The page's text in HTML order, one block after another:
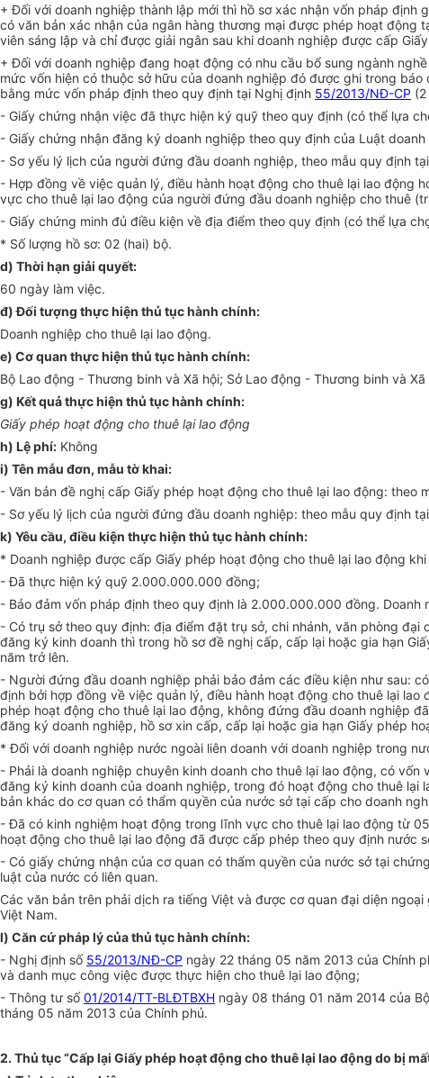
+ Đối với doanh nghiệp thành lập mới thì hồ sơ xác nhận vốn pháp định
có văn bản xác nhận của ngân hàng thương mại được phép hoạt động
viên sáng lập và chỉ được giải ngân sau khi doanh nghiệp được cấp
+ Đối với doanh nghiệp đang hoạt động có nhu cầu bổ sung ngành
mức vốn hiện có thuộc sở hữu của doanh nghiệp đó được ghi trong
bằng mức vốn pháp định theo quy định tại Nghị định 55/2013/NĐ-CP
- Giấy chứng nhận việc đã thực hiện ký quỹ theo quy định (có thể lựa
- Giấy chứng nhận đăng ký doanh nghiệp theo quy định của Luật
- Sơ yếu lý lịch của người đứng đầu doanh nghiệp, theo mẫu quy định
- Hợp đồng về việc quản lý, điều hành hoạt động cho thuê lại lao động
vực cho thuê lại lao động của người đứng đầu doanh nghiệp cho thuê (
- Giấy chứng minh đủ điều kiện về địa điểm theo quy định (có thể lựa
* Số lượng hồ sơ: 02 (hai) bộ.
d) Thời hạn giải quyết:
60 ngày làm việc.
đ) Đối tượng thực hiện thủ tục hành chính:
Doanh nghiệp cho thuê lại lao động.
e) Cơ quan thực hiện thủ tục hành chính:
Bộ Lao động - Thương binh và Xã hội; Sở Lao động - Thương binh và Xã
g) Kết quả thực hiện thủ tục hành chính:
Giấy phép hoạt động cho thuê lại lao động
h) Lệ phí: Không
i) Tên mẫu đơn, mẫu tờ khai:
- Văn bản đề nghị cấp Giấy phép hoạt động cho thuê lại lao động: theo
- Sơ yếu lý lịch của người đứng đầu doanh nghiệp: theo mẫu quy định
k) Yêu cầu, điều kiện thực hiện thủ tục hành chính:
* Doanh nghiệp được cấp Giấy phép hoạt động cho thuê lại lao động
-Đã thực hiện ký quỹ 2.000.000.000 đồng;
- Bảo đảm vốn pháp định theo quy định là 2.000.000.000 đồng.
- Có trụ sở theo quy định: địa điểm đặt trụ sở, chi nhánh, văn phòng
đăng ký kinh doanh thì trong hồ sơ đề nghị cấp, cấp lại hoặc gia hạn
năm trở lên.
- Người đứng đầu doanh nghiệp phải bảo đảm các điều kiện như sau:
định bởi hợp đồng về việc quản lý, điều hành hoạt động cho thuê lại lao
phép hoạt động cho thuê lại lao động, không đứng đầu doanh nghiệp
đăng ký doanh nghiệp, hồ sơ xin cấp, cấp lại hoặc gia hạn Giấy phép
*Đối với doanh nghiệp nước ngoài liên doanh với doanh nghiệp trong
- Phải là doanh nghiệp chuyên kinh doanh cho thuê lại lao động, có
đăng ký kinh doanh của doanh nghiệp, trong đó hoạt động cho thuê lại
bản khác do cơ quan có thẩm quyền của nước sở tại cấp cho doanh
-Đã có kinh nghiệm hoạt động trong lĩnh vực cho thuê lại lao động từ
hoạt động cho thuê lại lao động đã được cấp phép theo quy định nước
- Có giấy chứng nhận của cơ quan có thẩm quyền của nước sở tại
luật của nước có liên quan.
Các văn bản trên phải dịch ra tiếng Việt và được cơ quan đại diện
Việt Nam.
l) Căn cứ pháp lý của thủ tục hành chính:
- Nghị định số 55/2013/NĐ-CP ngày 22 tháng 05 năm 2013 của Chính
và danh mục công việc được thực hiện cho thuê lại lao động;
- Thông tư số01/2014/TT-BLĐTBXH ngày 08 tháng 01 năm 2014 của
tháng 05 năm 2013 của Chính phủ.
2. Thủ tục “Cấp lại Giấy phép hoạt động cho thuê lại lao động do bị